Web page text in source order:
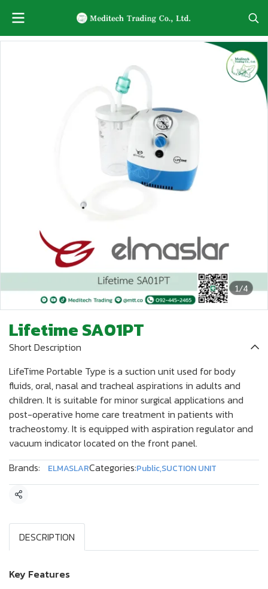
1/4
Lifetime SA01PT
Short Description
LifeTime Portable Type is a suction unit used for body
fluids, oral, nasal and tracheal aspirations in adults and
children. It is suitable for minor surgical applications and
post-operative home care treatment in patients with
tracheostomy. It is equipped with aspiration regulator and
vacuum indicator located on the front panel.
Brands:
ELMASLARCategories:Public,SUCTION UNIT
Share
DESCRIPTION
Key Features